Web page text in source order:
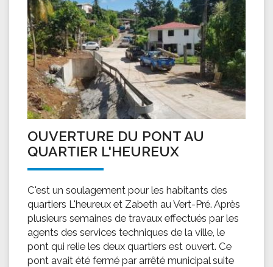
OUVERTURE DU PONT AU
QUARTIER L'HEUREUX
C'est un soulagement pour les habitants des
quartiers L'heureux et Zabeth au Vert-Pré. Après
plusieurs semaines de travaux effectués par les
agents des services techniques de la ville, le
pont qui relie les deux quartiers est ouvert. Ce
pont avait été fermé par arrêté municipal suite